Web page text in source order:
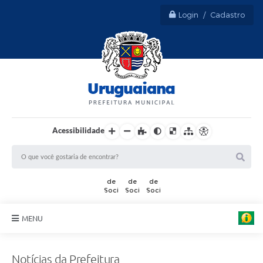
Login / Cadastro
Acessibilidade
MENU
Notícias da Prefeitura